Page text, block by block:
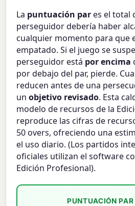
La puntuación pares el total
perseguidor debería haber
cualquier momento para que
empatado. Si el juego se
perseguidor está por encima
por debajo del par, pierde.
reducen antes de una
unobjetivo revisado. Esta
modelo de recursos de la
reproduce las cifras de
50 overs, ofreciendo una
el uso diario. (Los partidos
oficiales utilizan el software
Edición Profesional).
PUNTUACIÓN PAR